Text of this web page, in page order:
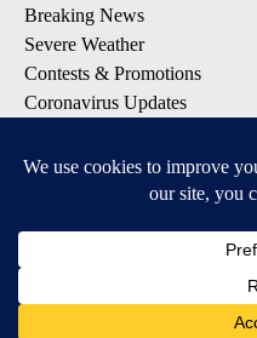
Breaking News
Severe Weather
Contests & Promotions
Coronavirus Updates
Available